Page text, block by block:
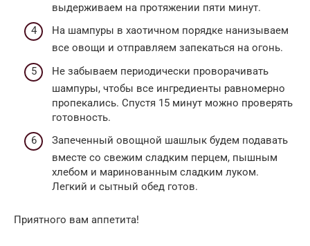
выдерживаем на протяжении пяти минут.
На шампуры в хаотичном порядке нанизываем
все овощи и отправляем запекаться на огонь.
Не забываем периодически проворачивать
шампуры, чтобы все ингредиенты равномерно
пропекались. Спустя 15 минут можно проверять
готовность.
Запеченный овощной шашлык будем подавать
вместе со свежим сладким перцем, пышным
хлебом и маринованным сладким луком.
Легкий и сытный обед готов.
Приятного вам аппетита!